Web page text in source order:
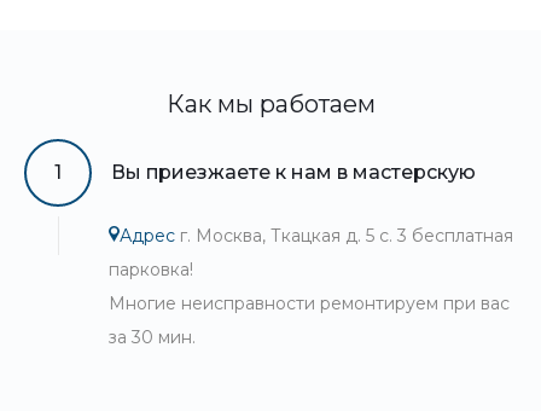
Как мы работаем
1 Вы приезжаете к нам в мастерскую
Адрес г. Москва, Ткацкая д. 5 с. 3 бесплатная
парковка!
Многие неисправности ремонтируем при вас
за 30 мин.